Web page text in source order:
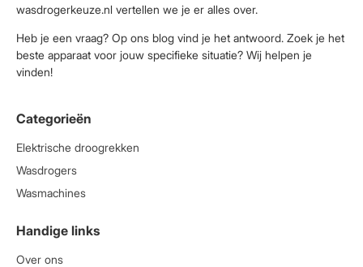
wasdrogerkeuze.nl vertellen we je er alles over.
Heb je een vraag? Op ons blog vind je het antwoord. Zoek je het
beste apparaat voor jouw specifieke situatie? Wij helpen je
vinden!
Categorieën
Elektrische droogrekken
Wasdrogers
Wasmachines
Handige links
Over ons